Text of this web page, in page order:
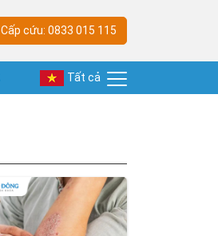
Cấp cứu: 0833 015 115
Tất cả